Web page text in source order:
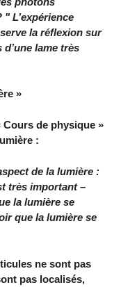
L’expérience
la réflexion sur
lame très
»
Cours de physique »
:
de la lumière :
très important –
la lumière se
que la lumière se
ne sont pas
pas localisés,